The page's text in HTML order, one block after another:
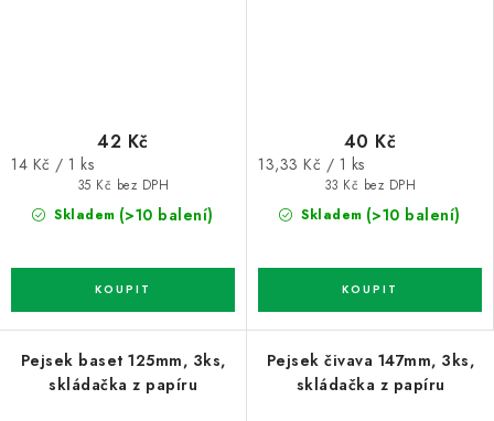
Skladem (>10 balení)
35 Kč bez DPH
42 Kč
Měrná
14 Kč / 1 ks
Skladem (>10 balení)
33 Kč bez DPH
40 Kč
Měrná
13,33 Kč / 1 ks
Pejsek baset 125mm, 3ks,
skládačka z papíru
Pejsek čivava 147mm, 3ks,
skládačka z papíru